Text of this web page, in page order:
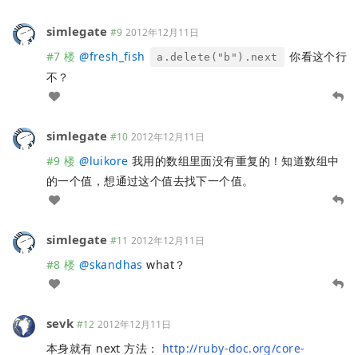
simlegate #9 2012年12月11日
#7 楼 @fresh_fish a.delete("b").next
你看这个行
不？
simlegate #10 2012年12月11日
#9 楼 @luikore 我用的数组里面没有重复的！知道数组中
的一个值，想通过这个值去找下一个值。
simlegate #11 2012年12月11日
#8 楼 @skandhas what？
sevk #12 2012年12月11日
本身就有 next 方法： http://ruby-doc.org/core-